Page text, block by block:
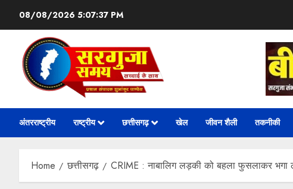
08/08/2026 5:07:38 PM
अंतरराष्ट्रीय राष्ट्रीय छत्तीसगढ़ खेल जीवन शैली तकनीकी
Home छत्तीसगढ़ CRIME : नाबालिग लड़की को बहला फुसलाकर भगा